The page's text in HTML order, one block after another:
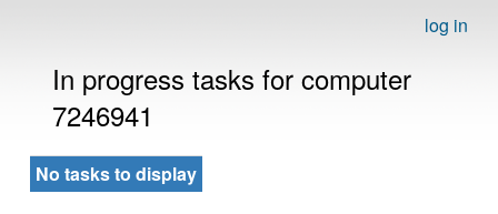
log in
In progress tasks for computer
7246941
No tasks to display